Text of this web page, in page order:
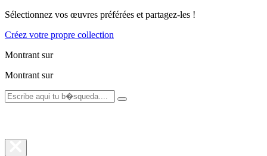
Sélectionnez vos œuvres préférées et partagez-les !
Créez votre propre collection
Montrantsur
Montrantsur